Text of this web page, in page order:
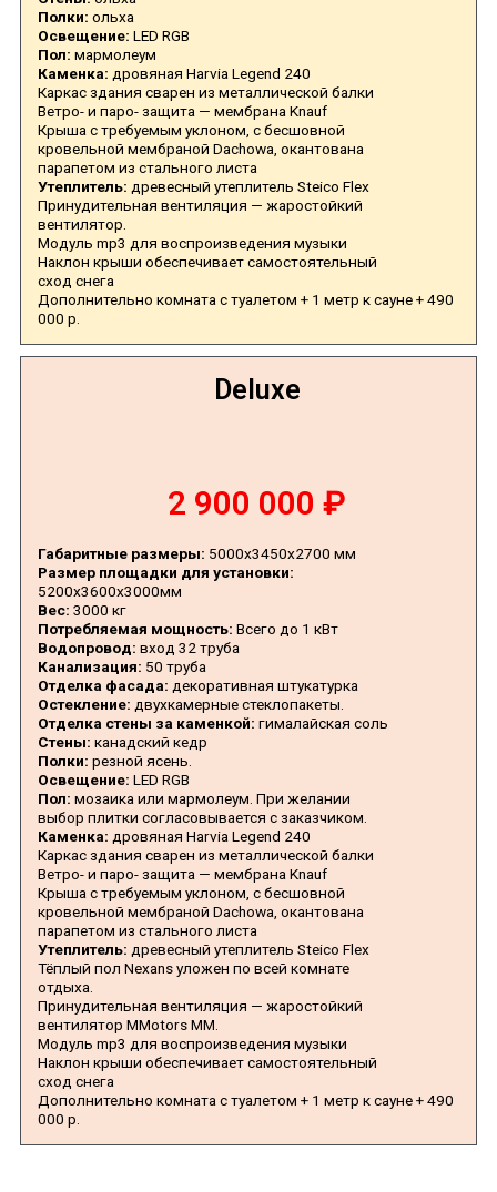
Полки: ольха
Освещение: LED RGB
Пол: мармолеум
Каменка: дровяная Harvia Legend 240
Каркас здания сварен из металлической балки
Ветро- и паро- защита — мембрана Knauf
Крыша с требуемым уклоном, с бесшовной
кровельной мембраной Dachowa, окантована
парапетом из стального листа
Утеплитель: древесный утеплитель Steico Flex
Принудительная вентиляция — жаростойкий
вентилятор.
Модуль mp3 для воспроизведения музыки
Наклон крыши обеспечивает самостоятельный
сход снега
Дополнительно комната с туалетом + 1 метр к сауне + 490
000 р.
Deluxe
2 900 000 ₽
Габаритные размеры: 5000х3450х2700 мм
Размер площадки для установки:
5200х3600х3000мм
Вес: 3000 кг
Потребляемая мощность: Всего до 1 кВт
Водопровод: вход 32 труба
Канализация: 50 труба
Отделка фасада: декоративная штукатурка
Остекление: двухкамерные стеклопакеты.
Отделка стены за каменкой: гималайская соль
Стены: канадский кедр
Полки: резной ясень.
Освещение: LED RGB
Пол: мозаика или мармолеум. При желании
выбор плитки согласовывается с заказчиком.
Каменка: дровяная Harvia Legend 240
Каркас здания сварен из металлической балки
Ветро- и паро- защита — мембрана Knauf
Крыша с требуемым уклоном, с бесшовной
кровельной мембраной Dachowa, окантована
парапетом из стального листа
Утеплитель: древесный утеплитель Steico Flex
Тёплый пол Nexans уложен по всей комнате
отдыха.
Принудительная вентиляция — жаростойкий
вентилятор MMotors ММ.
Модуль mp3 для воспроизведения музыки
Наклон крыши обеспечивает самостоятельный
сход снега
Дополнительно комната с туалетом + 1 метр к сауне + 490
000 р.